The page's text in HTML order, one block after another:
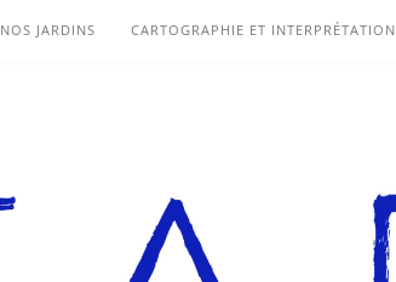
NOS JARDINS CARTOGRAPHIE ET INTERPRÉTATION